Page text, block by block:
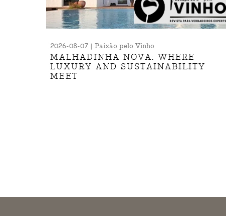
2026-08-07 | Paixão pelo Vinho
MALHADINHA NOVA: WHERE
LUXURY AND SUSTAINABILITY
MEET